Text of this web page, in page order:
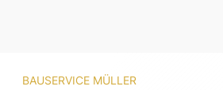
BAUSERVICE MÜLLER